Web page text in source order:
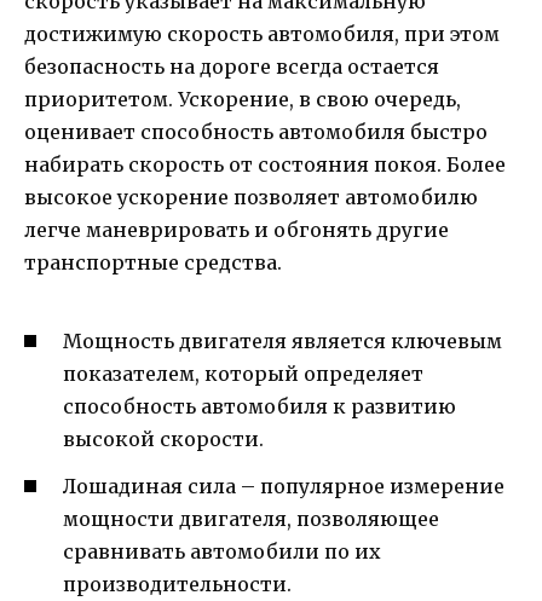
достижимую скорость автомобиля, при этом
безопасность на дороге всегда остается
приоритетом. Ускорение, в свою очередь,
оценивает способность автомобиля быстро
набирать скорость от состояния покоя. Более
высокое ускорение позволяет автомобилю
легче маневрировать и обгонять другие
транспортные средства.
Мощность двигателя является ключевым
показателем, который определяет
способность автомобиля к развитию
высокой скорости.
Лошадиная сила – популярное измерение
мощности двигателя, позволяющее
сравнивать автомобили по их
производительности.